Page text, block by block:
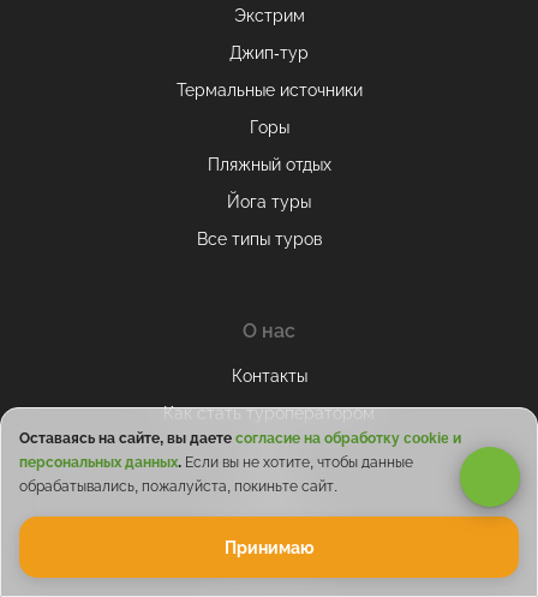
Экстрим
Джип-тур
Термальные источники
Горы
Пляжный отдых
Йога туры
Все типы туров
О нас
Контакты
Как стать туроператором
Отзывы
ТОП-30 мест
Оставаясь на сайте, вы даете согласие на обработку cookie и
персональных данных. Если вы не хотите, чтобы данные
обрабатывались, пожалуйста, покиньте сайт.
Принимаю